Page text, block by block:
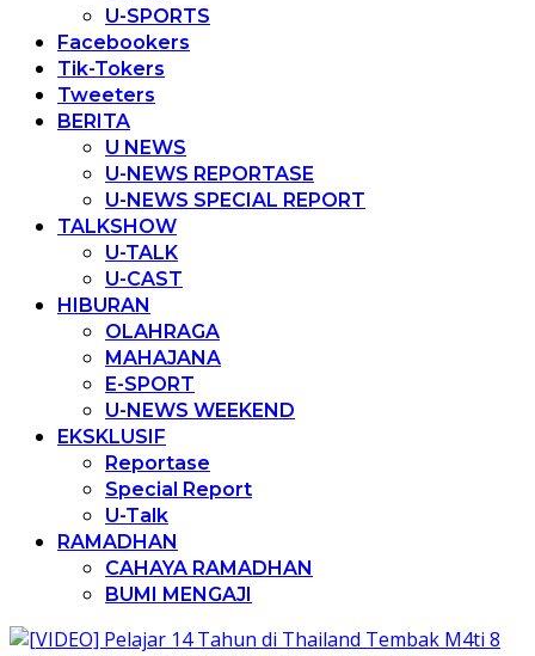
U-SPORTS
Facebookers
Tik-Tokers
Tweeters
BERITA
U NEWS
U-NEWS REPORTASE
U-NEWS SPECIAL REPORT
TALKSHOW
U-TALK
U-CAST
HIBURAN
OLAHRAGA
MAHAJANA
E-SPORT
U-NEWS WEEKEND
EKSKLUSIF
Reportase
Special Report
U-Talk
RAMADHAN
CAHAYA RAMADHAN
BUMI MENGAJI